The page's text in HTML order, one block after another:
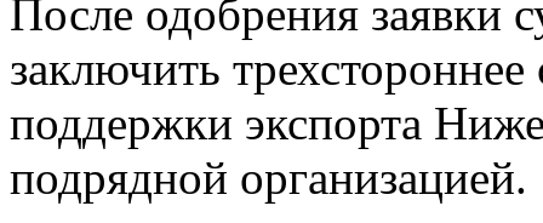
После одобрения заявки
заключить
поддержки экспорта
подрядной организацией.